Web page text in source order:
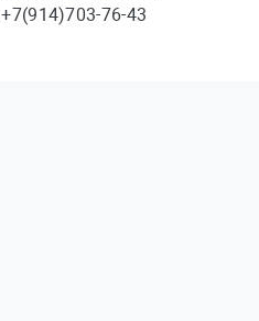
+7(914)703-76-43